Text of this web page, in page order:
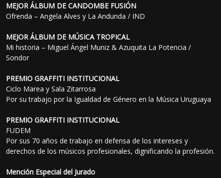
MEJOR ÁLBUM DE CANDOMBE FUSIÓN
Ofrenda – Angela Alves y La Andunda / IND
MEJOR ÁLBUM DE MÚSICA TROPICAL
Mi historia – Miguel Ángel Muniz & Azuquita La Potencia /
Sondor
PREMIO GRAFFITI INSTITUCIONAL
Ciclo Marea y Sala Zitarrosa
Por su trabajo por la Igualdad de Género en la Música Uruguaya
PREMIO GRAFFITI INSTITUCIONAL
FUDEM
Por sus 70 años de trabajo en defensa de los intereses y
derechos de los músicos profesionales, dignificando la profesión.
Mención Especial del Jurado